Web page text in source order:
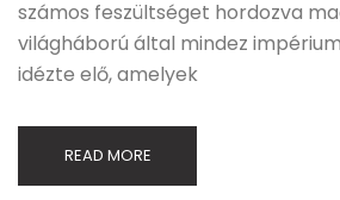
számos feszültséget hordozva
világháború által mindez
idézte elő, amelyek
READ MORE